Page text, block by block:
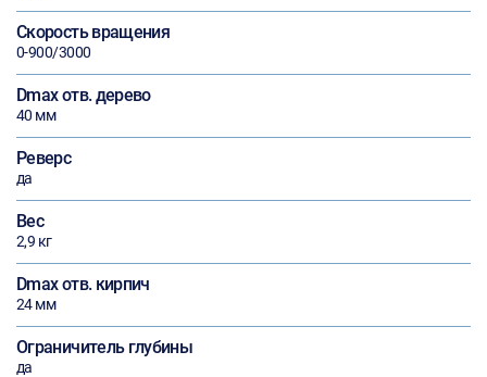
Скорость вращения
0-900/3000
Dmax отв. дерево
40 мм
Реверс
да
Вес
2,9 кг
Dmax отв. кирпич
24 мм
Ограничитель глубины
да